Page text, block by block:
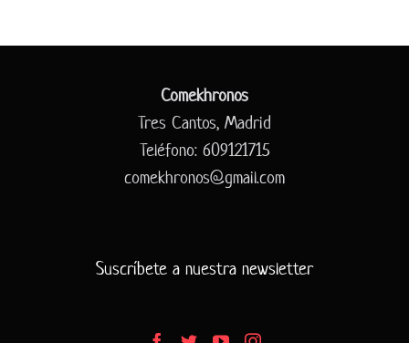
Comekhronos
Tres Cantos, Madrid
Teléfono: 609121715
comekhronos@gmail.com
Suscríbete a nuestra newsletter